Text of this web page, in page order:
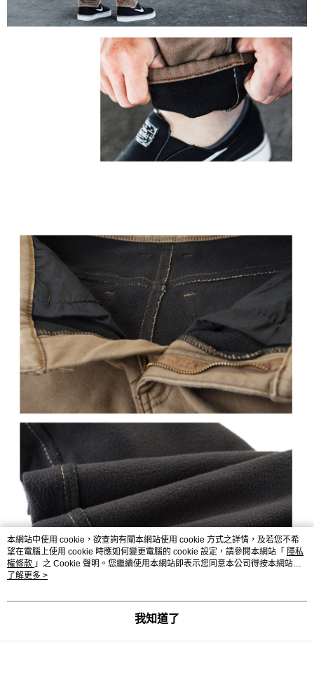
本網站中使用 cookie，欲查詢有關本網站使用 cookie 方式之詳情，及若您不希
望在電腦上使用 cookie 時應如何變更電腦的 cookie 設定，請參閱本網站「 隱私
權條款 」之 Cookie 聲明。您繼續使用本網站即表示您同意本公司得按本網站使
用條款之 Cookie 聲明使用 cookie。
了解更多 >
我知道了